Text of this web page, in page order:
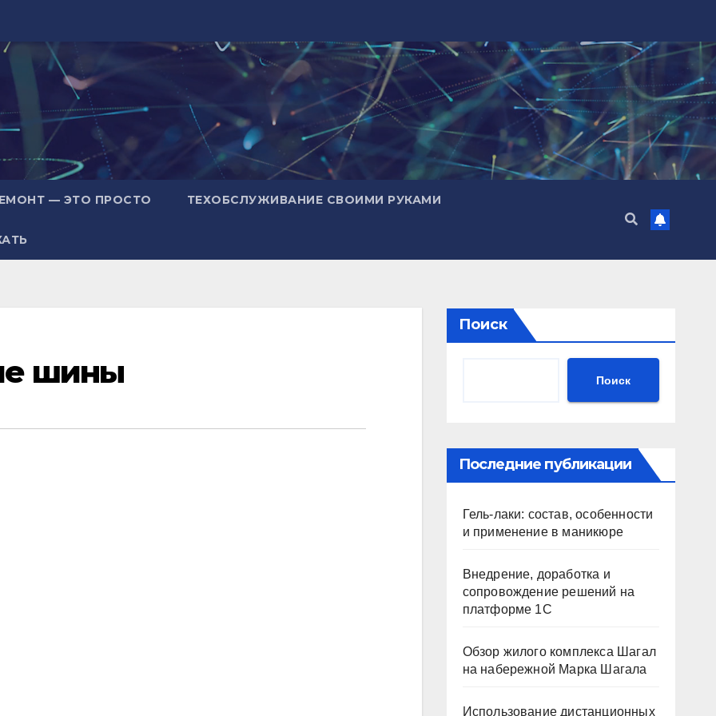
— ЭТО ПРОСТО ТЕХОБСЛУЖИВАНИЕ СВОИМИ РУКАМИ
шины
Поиск
Поиск
Последние публикации
Гель-лаки: состав, особенности
и применение в маникюре
Внедрение, доработка и
сопровождение решений на
платформе 1С
Обзор жилого комплекса Шагал
на набережной Марка Шагала
Использование дистанционных